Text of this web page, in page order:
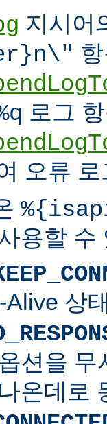
지시어
로그
오류 로
용할 수
상
옵션을 무
온데로